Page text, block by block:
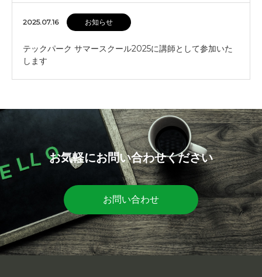
2025.07.16 お知らせ
テックパーク サマースクール2025に講師として参加いた
します
お気軽にお問い合わせください
お問い合わせ